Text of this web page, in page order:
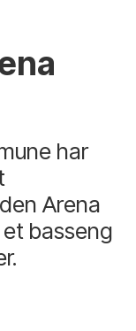
har
Arena
basseng